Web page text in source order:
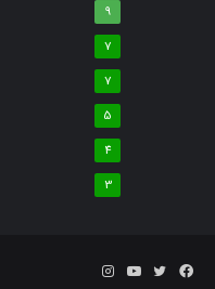
9
7
7
5
4
3
فیس توییتر یوتیوب